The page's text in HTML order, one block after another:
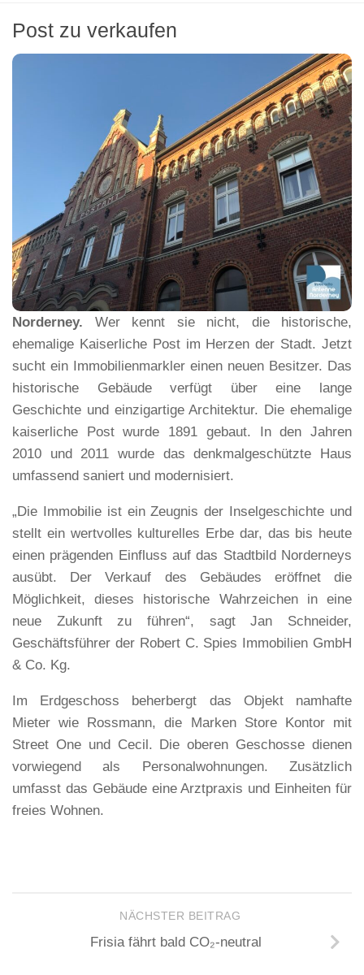
Post zu verkaufen
Norderney. Wer kennt sie nicht, die historische,
ehemalige Kaiserliche Post im Herzen der Stadt. Jetzt
sucht ein Immobilienmarkler einen neuen Besitzer. Das
historische Gebäude verfügt über eine lange
Geschichte und einzigartige Architektur. Die ehemalige
kaiserliche Post wurde 1891 gebaut. In den Jahren
2010 und 2011 wurde das denkmalgeschützte Haus
umfassend saniert und modernisiert.
„Die Immobilie ist ein Zeugnis der Inselgeschichte und
stellt ein wertvolles kulturelles Erbe dar, das bis heute
einen prägenden Einfluss auf das Stadtbild Norderneys
ausübt. Der Verkauf des Gebäudes eröffnet die
Möglichkeit, dieses historische Wahrzeichen in eine
neue Zukunft zu führen“, sagt Jan Schneider,
Geschäftsführer der Robert C. Spies Immobilien GmbH
& Co. Kg.
Im Erdgeschoss beherbergt das Objekt namhafte
Mieter wie Rossmann, die Marken Store Kontor mit
Street One und Cecil. Die oberen Geschosse dienen
vorwiegend als Personalwohnungen. Zusätzlich
umfasst das Gebäude eine Arztpraxis und Einheiten für
freies Wohnen.
NÄCHSTER BEITRAG
Frisia fährt bald CO₂-neutral